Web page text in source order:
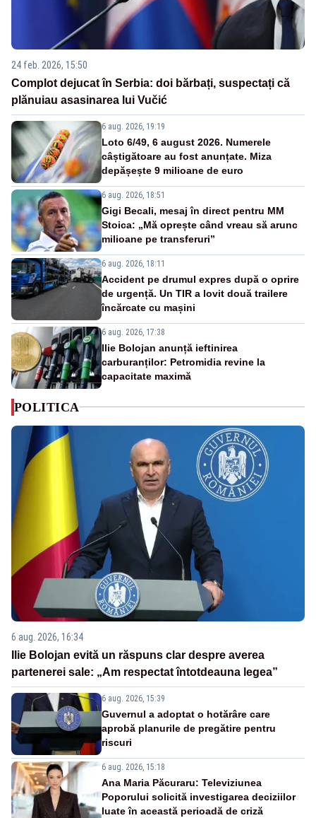
24 feb. 2026, 15:50
Complot dejucat în Serbia: doi bărbați, suspectați că
plănuiau asasinarea lui Vučić
6 aug. 2026, 19:19
Loto 6/49, 6 august 2026. Numerele
câștigătoare au fost anunțate. Miza
depășește 9 milioane de euro
6 aug. 2026, 18:51
Gigi Becali, mesaj în direct pentru MM
Stoica: „Mă oprește când vreau să arunc
milioane pe transferuri”
6 aug. 2026, 18:11
Accident pe drumul expres după o oprire
de urgență. Un TIR a lovit două trailere
încărcate cu mașini
6 aug. 2026, 17:38
Ilie Bolojan anunță ieftinirea
carburanților: Petromidia revine la
capacitate maximă
POLITICA
6 aug. 2026, 16:34
Ilie Bolojan evită un răspuns clar despre averea
partenerei sale: „Am respectat întotdeauna legea”
6 aug. 2026, 15:39
Guvernul a adoptat o hotărâre care
aprobă planurile de pregătire pentru
riscuri
6 aug. 2026, 15:18
Ana Maria Păcuraru: Televiziunea
Poporului solicită investigarea deciziilor
luate în această perioadă de criză